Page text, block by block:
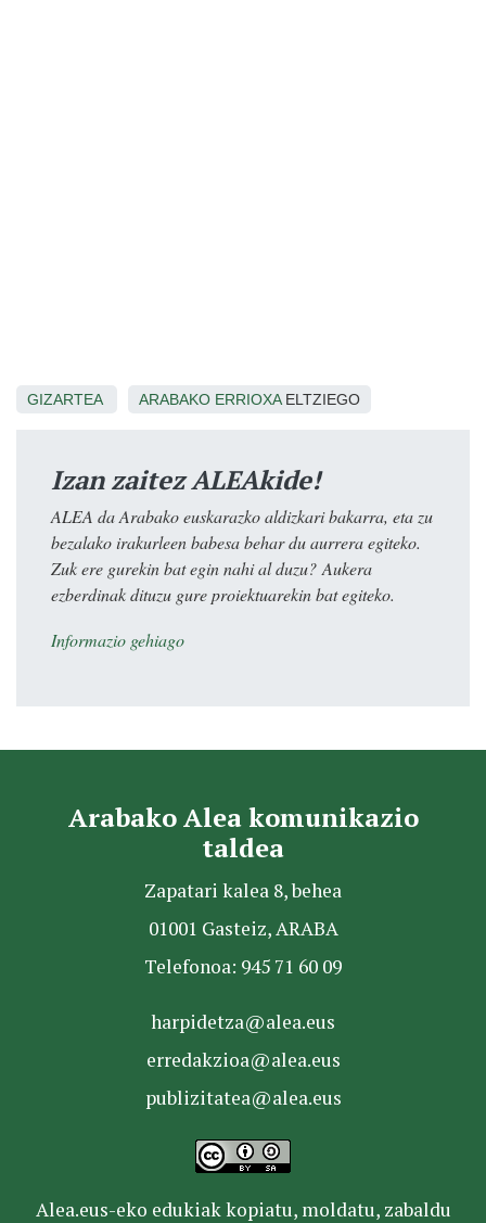
GIZARTEA ARABAKO ERRIOXAELTZIEGO
Izan zaitez ALEAkide!
ALEA da Arabako euskarazko aldizkari bakarra, eta zu
bezalako irakurleen babesa behar du aurrera egiteko.
Zuk ere gurekin bat egin nahi al duzu? Aukera
ezberdinak dituzu gure proiektuarekin bat egiteko.
Informazio gehiago
Arabako Alea komunikazio
taldea
Zapatari kalea 8, behea
01001 Gasteiz, ARABA
Telefonoa: 945 71 60 09
harpidetza@alea.eus
erredakzioa@alea.eus
publizitatea@alea.eus
Alea.eus-eko edukiak kopiatu, moldatu, zabaldu